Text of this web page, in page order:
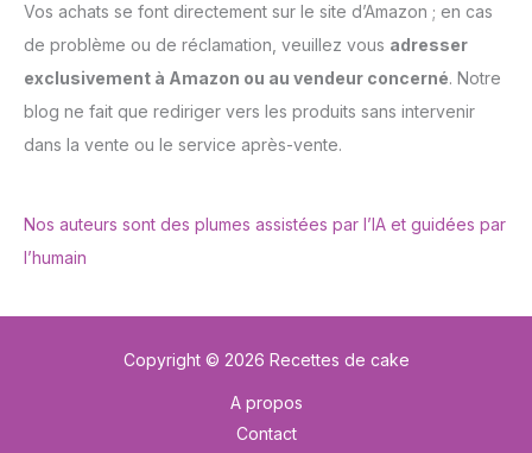
Vos achats se font directement sur le site d’Amazon ; en cas
de problème ou de réclamation, veuillez vous adresser
exclusivement à Amazon ou au vendeur concerné. Notre
blog ne fait que rediriger vers les produits sans intervenir
dans la vente ou le service après-vente.
Nos auteurs sont des plumes assistées par l’IA et guidées par
l’humain
Copyright © 2026 Recettes de cake
A propos
Contact